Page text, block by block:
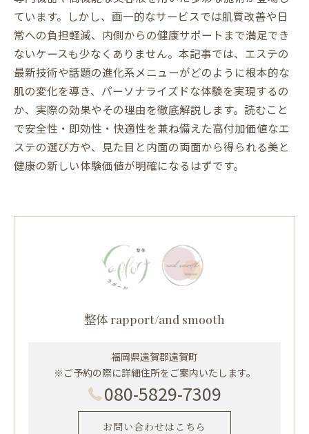
ています。しかし、画一的なサービスでは肌質改善や日
常への負担軽減、内側からの健康サポートまで満足でき
ないケースも少なくありません。本記事では、エステの
最新技術や話題の進化系メニューがどのように根本的な
肌の変化を導き、パーソナライズドな体験を実現するの
か、実際の効果やその理由を徹底解説します。読むこと
で安全性・即効性・快適性を兼ね備えた高付加価値なエ
ステの選び方や、見た目と内面の両面から得られる美と
健康の新しい体験価値が明確になるはずです。
整体 rapport/and smooth
福岡県遠賀郡遠賀町
※ご予約の際に詳細住所をご案内いたします。
080-5829-7309
お問い合わせはこちら